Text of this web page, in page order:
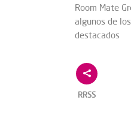
Room Mate
algunos de
destacados
RRSS